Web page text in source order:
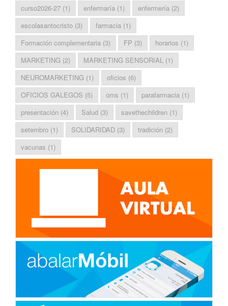
curso2026-27 (1) enfermaría (1) enfermería (2)
escolasantocristo (3) farmacia (1)
Formación complementaria (3) FP (3) horarios (1)
MARKETING (2) MARKETING SENSORIAL (1)
NEUROMARKETING (1) oficios (6)
OFICIOS GALEGOS (5) oms (1) parafarmacia (1)
presentación (4) Salud (3) savethechildren (1)
setembro (1) SOLIDARIDAD (3) tradición (2)
vacunas (1)